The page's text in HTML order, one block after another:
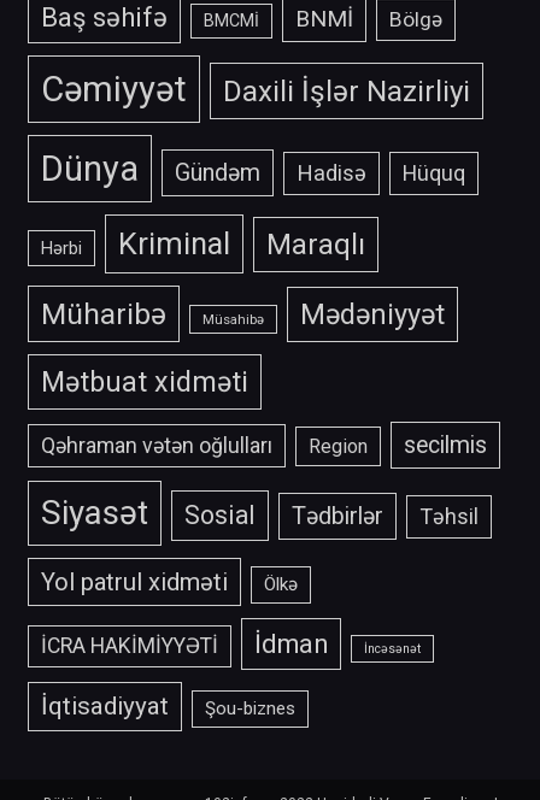
Baş səhifə BMCMİ BNMİ Bölgə
Cəmiyyət Daxili İşlər Nazirliyi
Dünya Gündəm Hadisə Hüquq
Hərbi Kriminal Maraqlı
Müharibə Müsahibə
Mədəniyyət
Mətbuat xidməti
Qəhraman vətən oğlulları Region secilmis
Siyasət Sosial Tədbirlər Təhsil
Yol patrul xidməti Ölkə
İCRA HAKİMİYYƏTİ İdman İncəsənət
İqtisadiyyat Şou-biznes